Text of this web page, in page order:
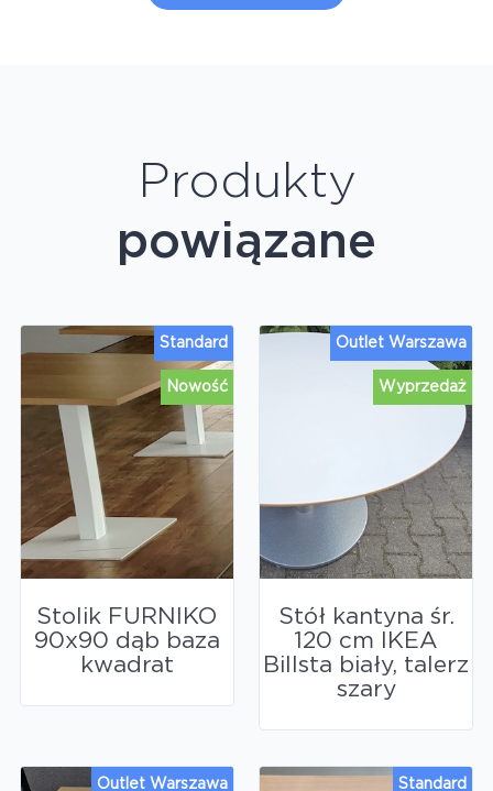
Produkty
powiązane
Nowość
Standard
Stolik FURNIKO
90x90 dąb baza
kwadrat
Wyprzedaż
Outlet Warszawa
Stół kantyna śr.
120 cm IKEA
Billsta biały, talerz
szary
Outlet Warszawa Standard